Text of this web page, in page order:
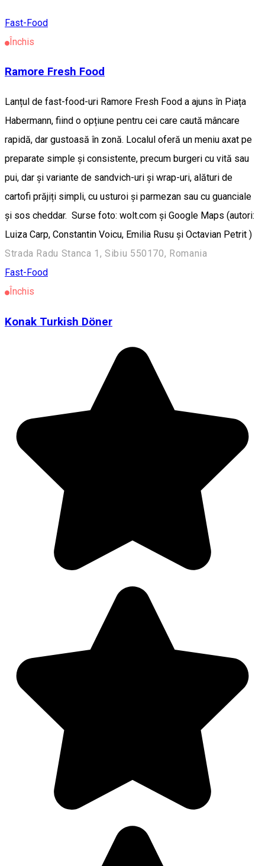
Fast-Food
Închis
Ramore Fresh Food
Lanțul de fast-food-uri Ramore Fresh Food a ajuns în Piața
Habermann, fiind o opțiune pentru cei care caută mâncare
rapidă, dar gustoasă în zonă. Localul oferă un meniu axat pe
preparate simple și consistente, precum burgeri cu vită sau
pui, dar și variante de sandvich-uri și wrap-uri, alături de
cartofi prăjiți simpli, cu usturoi și parmezan sau cu guanciale
și sos cheddar. Surse foto: wolt.com și Google Maps (autori:
Luiza Carp, Constantin Voicu, Emilia Rusu și Octavian Petrit )
Strada Radu Stanca 1, Sibiu 550170, Romania
Fast-Food
Închis
Konak Turkish Döner